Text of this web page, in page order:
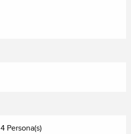
4 Persona(s)